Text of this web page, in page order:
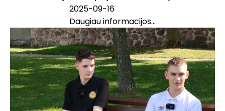
2025-09-16
Daugiau informacijos...